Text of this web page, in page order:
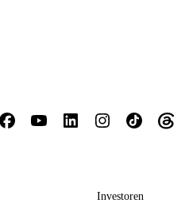
Investoren